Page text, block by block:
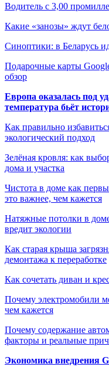
Водитель с 3,00
Какие «занозы» ждут
Синоптики: в Беларусь
Подарочные карты
обзор
Европа оказалась под
температура бьёт
Как правильно
экологический подход
Зелёная кровля: как
дома и участка
Чистота в доме как
это важнее, чем кажется
Натяжные потолки в
вредит экологии
Как старая крыша
демонтажа к переработке
Как сочетать диван и
Почему электромобили
чем кажется
Почему содержание
факторы и реальные
Экономика внедрения